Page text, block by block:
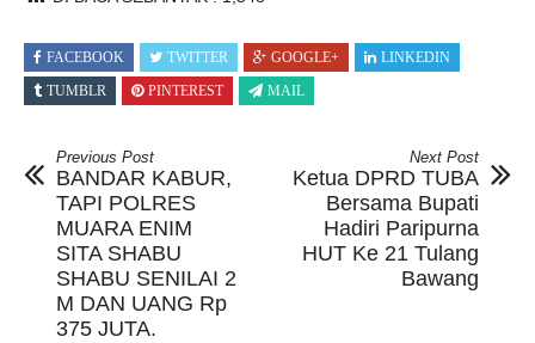
FACEBOOK TWITTER GOOGLE+
LINKEDIN
TUMBLR
PINTEREST MAIL
Previous Post
BANDAR KABUR,
TAPI POLRES
MUARA ENIM
SITA SHABU
SHABU SENILAI 2
M DAN UANG Rp
375 JUTA.
Next Post
Ketua DPRD TUBA
Bersama Bupati
Hadiri Paripurna
HUT Ke 21 Tulang
Bawang